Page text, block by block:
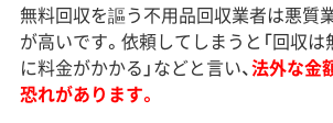
無料回収を謳う不用品回収業者は悪質
が高いです。依頼してしまうと「回収
に料金がかかる」などと言い、法外な金
恐れがあります。